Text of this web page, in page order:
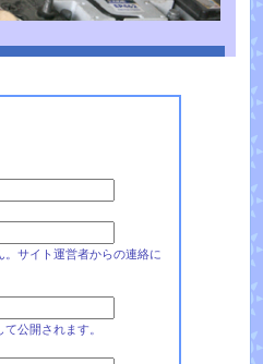
。サイト運営者からの連絡に
公開されます。